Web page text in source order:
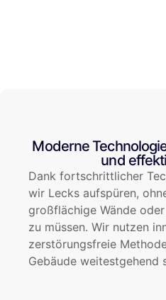
Moderne
und
Dank fortschrittlicher
wir Lecks aufspüren,
großflächige Wände
zu müssen. Wir nutzen
zerstörungsfreie
Gebäude weitestgehend